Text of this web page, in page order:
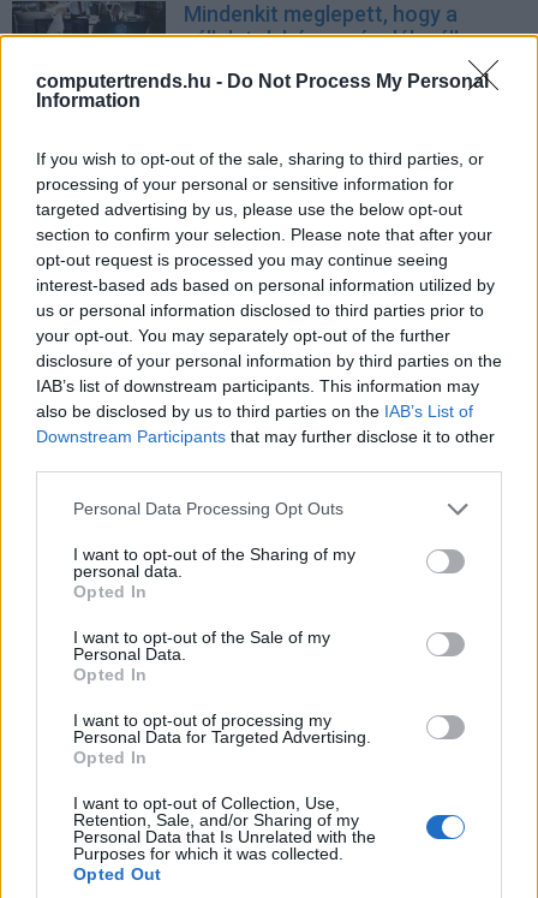
computertrends.hu - Do Not Process My Personal
Information
If you wish to opt-out of the sale, sharing to third parties, or
processing of your personal or sensitive information for
targeted advertising by us, please use the below opt-out
section to confirm your selection. Please note that after your
opt-out request is processed you may continue seeing
interest-based ads based on personal information utilized by
us or personal information disclosed to third parties prior to
your opt-out. You may separately opt-out of the further
disclosure of your personal information by third parties on the
IAB’s list of downstream participants. This information may
also be disclosed by us to third parties on the IAB’s List of
Downstream Participants that may further disclose it to other
Please note that this website/app uses one or more Google
not limited to your visit or usage behaviour. You may click to
grant or deny consent to Google and its third-party tags to
use your data for below specified purposes in below Google
consent section.
Personal Data Processing Opt Outs
I want to opt-out of the Sharing of my
personal data.
Opted In
I want to opt-out of the Sale of my
Personal Data.
Opted In
I want to opt-out of processing my
Personal Data for Targeted Advertising.
Opted In
I want to opt-out of Collection, Use,
Retention, Sale, and/or Sharing of my
Personal Data that Is Unrelated with the
Purposes for which it was collected.
Opted Out
Mindenkit meglepett, hogy a
vállalatok hány százaléka áll
védekezésre
A biztonsági incidensek száma
2022-ben folyamatosan
növekedett
Az Axis Security felvásárlásával a
HPE az iparág legátfogóbb edge
portfólióját érte el
| 2023.03.04 17:53
A harmadik felek átláthatatlan
viselkedéssel növelik a
szervezetek kockázatait
Biztonság| 2022.12.22 16:31
A CISO-k egyensúlyt keresnek az
Biztonság| 2022.12.02 15:00
kriptográfiája az internet
majdnem egyötödét védi
Security First CEE - itt van Közép-
és Kelet-Európa nagyszabású